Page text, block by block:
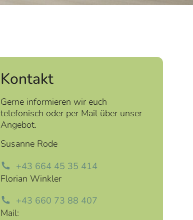
Kontakt
Gerne informieren wir euch
telefonisch oder per Mail über unser
Angebot.
Susanne Rode
+43 664 45 35 414
Florian Winkler
+43 660 73 88 407
Mail: